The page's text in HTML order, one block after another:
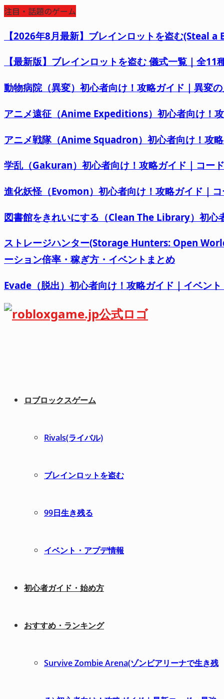
注目・話題のゲーム
【2026年8月最新】ブレインロットを盗む(Steal
【最新版】ブレインロットを盗む 儀式一覧｜全
動物病院（異変）初心者向け！攻略ガイド｜異変
アニメ遠征（Anime Expeditions）初心者向け！
アニメ戦隊（Anime Squadron）初心者向け！攻
学乱（Gakuran）初心者向け！攻略ガイド｜コー
進化妖怪（Evomon）初心者向け！攻略ガイド｜
図書館をきれいにする（Clean The Library）初心
ストレージハンター(Storage Hunters: Open
ーション倍率・稼ぎ方・イベントまとめ
Evade（脱出）初心者向け！攻略ガイド｜イベン
ロブロックスゲーム
Rivals(ライバル)
ブレインロットを盗む
99日生き残る
イベント・アプデ情報
初心者ガイド・始め方
おすすめ・ランキング
Survive Zombie Arena(ゾンビアリーナで生き残